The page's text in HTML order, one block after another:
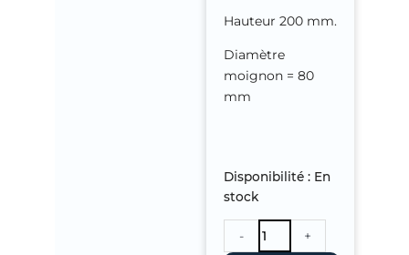
Hauteur 200 mm.
Diamètre
moignon = 80
mm
Disponibilité : En
stock
-
de
Boite
à
+